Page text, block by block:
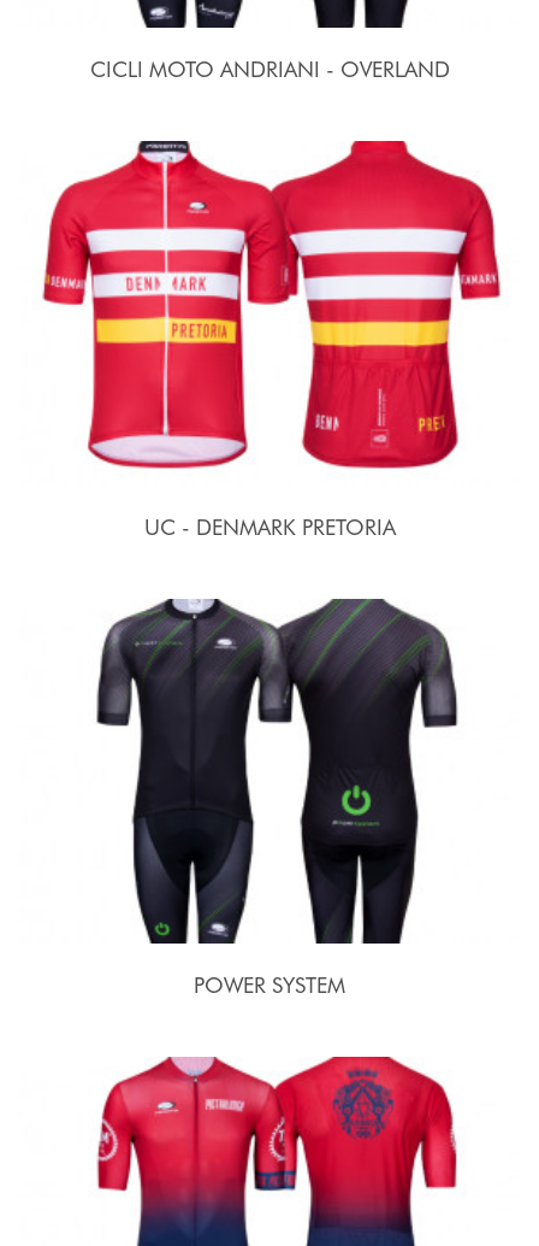
CICLI MOTO ANDRIANI - OVERLAND
UC - DENMARK PRETORIA
POWER SYSTEM